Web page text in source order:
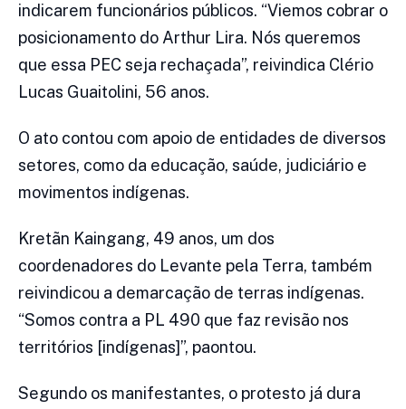
indicarem funcionários públicos. “Viemos cobrar o
posicionamento do Arthur Lira. Nós queremos
que essa PEC seja rechaçada”, reivindica Clério
Lucas Guaitolini, 56 anos.
O ato contou com apoio de entidades de diversos
setores, como da educação, saúde, judiciário e
movimentos indígenas.
Kretãn Kaingang, 49 anos, um dos
coordenadores do Levante pela Terra, também
reivindicou a demarcação de terras indígenas.
“Somos contra a PL 490 que faz revisão nos
territórios [indígenas]”, paontou.
Segundo os manifestantes, o protesto já dura